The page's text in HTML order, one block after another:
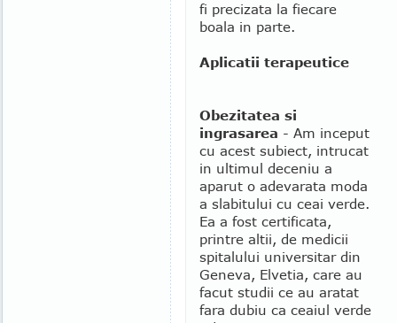
fi precizata la fiecare
boala in parte.
Aplicatii terapeutice
Obezitatea si
ingrasarea - Am inceput
cu acest subiect, intrucat
in ultimul deceniu a
aparut o adevarata moda
a slabitului cu ceai verde.
Ea a fost certificata,
printre altii, de medicii
spitalului universitar din
Geneva, Elvetia, care au
facut studii ce au aratat
fara dubiu ca ceaiul verde